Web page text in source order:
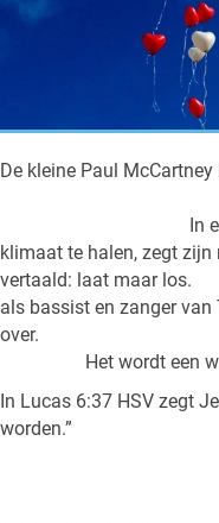
De kleine Paul
In een poging
klimaat te halen, zegt zijn
vertaald: laat
als bassist en zanger
Het wordt een
In Lucas 6:37 HSV zegt
Dat
jij